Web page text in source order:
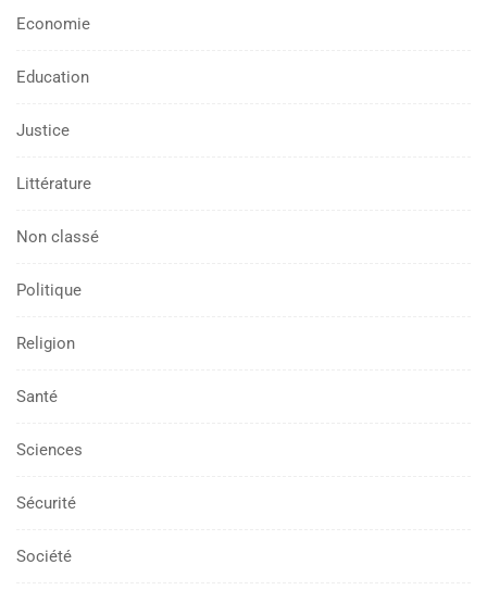
Economie
Education
Justice
Littérature
Non classé
Politique
Religion
Santé
Sciences
Sécurité
Société